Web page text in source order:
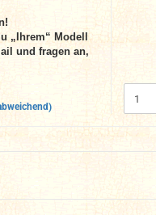
„Ihrem“ Modell
und fragen an,